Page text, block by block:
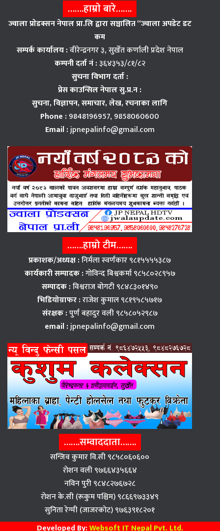
…….हाम्राे बारे…….
ज्वाला प्राेडक्सन नेपाल प्रा.लि द्वारा सञ्चालित “ज्वाला अपडेट डट
कम
सम्पर्क कार्यालय :वीरेन्द्रनगर ३, सुर्खेत कर्णाली प्रदेश नेपाल
कम्पनी दर्ता नं :३६४३५३/८१/८२
सुचना विभाग दर्ता :
प्रेस काउन्सिल नेपाल सु.प्र.न :
सुचना, विज्ञापन,समाचार, लेख, रचनाका लागि
Phone :9848196957, 9858060600
Email :jpnepalinfo@gmail.com
…….हाम्रो टीम…….
प्रकाशक/अध्यक्ष :निर्मला स्वर्णकार ९८१५५५५३८७
कार्यकारी सम्पादक :गोविन्द बिश्वकर्मा ९८५८०२८९५७
सम्पादक :विश्वराज बाेगटी ९८४८३०१४९०
भिडियोग्राफर :राजेश कुमाल ९८१९५८५७१७
संरक्षक :पुर्ण बहादुर वली ९८५८०५२९८७
email :jpnepalinfo@gmail.com
…….सम्वाददाता…….
सन्जिव कुमार वि.सी ९८५८०६०६००
राेशन वली ९७६६४३५६६४
नविन पुरी ९८४८२७६७२८
राेशन के.सी (रूकुम पश्चिम) ९८६६९७३३४९
सुनिता रेग्मी (जाजरकाेट) ९७६३९१८२०१
Developed By:Websoft IT Nepal Pvt. Ltd.